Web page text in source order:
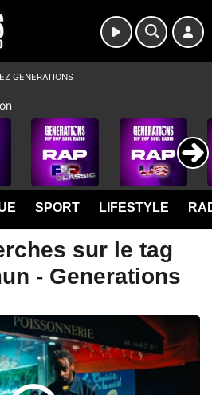
SPORT LIFESTYLE
sur le tag
- Generations
GENERATIONS